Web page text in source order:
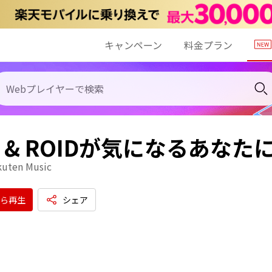
キャンペーン 料金プラン
ROIDが気になるあなた
Music
再生 シェア